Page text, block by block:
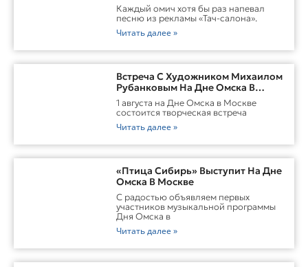
Каждый омич хотя бы раз напевал
песню из рекламы «Тач-салона».
Читать далее »
Встреча С Художником Михаилом
Рубанковым На Дне Омска В
Москве
1 августа на Дне Омска в Москве
состоится творческая встреча
Читать далее »
«Птица Сибирь» Выступит На Дне
Омска В Москве
С радостью объявляем первых
участников музыкальной программы
Дня Омска в
Читать далее »